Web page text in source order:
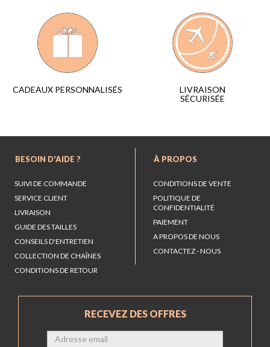
CADEAUX PERSONNALISÉS
LIVRAISON
SÉCURISÉE
BESOIN D'AIDE ?
SUIVI DE COMMANDE
SERVICE CLIENT
LIVRAISON
GUIDE DES TAILLES
CONSEILS D'ENTRETIEN
COLLECTION DE CHAÎNES
CONDITIONS DE RETOUR
À PROPOS
CONDITIONS DE VENTE
POLITIQUE DE
CONFIDENTIALITÉ
PAIEMENT
A PROPOS DE NOUS
CONTACTEZ - NOUS
RECEVEZ DES OFFRES